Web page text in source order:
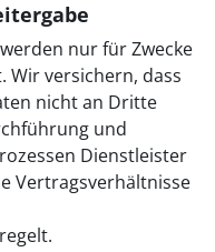
nur für Zwecke
Wir versichern, dass
nicht an Dritte
und
Dienstleister
Vertragsverhältnisse